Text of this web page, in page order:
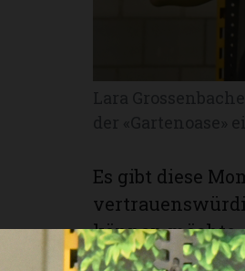
Es gibt diese
können möchte
unzutreffende